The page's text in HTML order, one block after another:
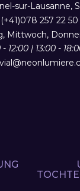
sur-Lausanne,
(+41)078 257 22 50
Mittwoch,
12:00 | 13:00 -
@